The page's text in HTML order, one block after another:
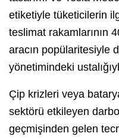
etiketiyle tüketicilerin
teslimat rakamlarının
aracın popülaritesiyle
yönetimindeki
Çip krizleri veya
sektörü etkileyen
geçmişinden gelen